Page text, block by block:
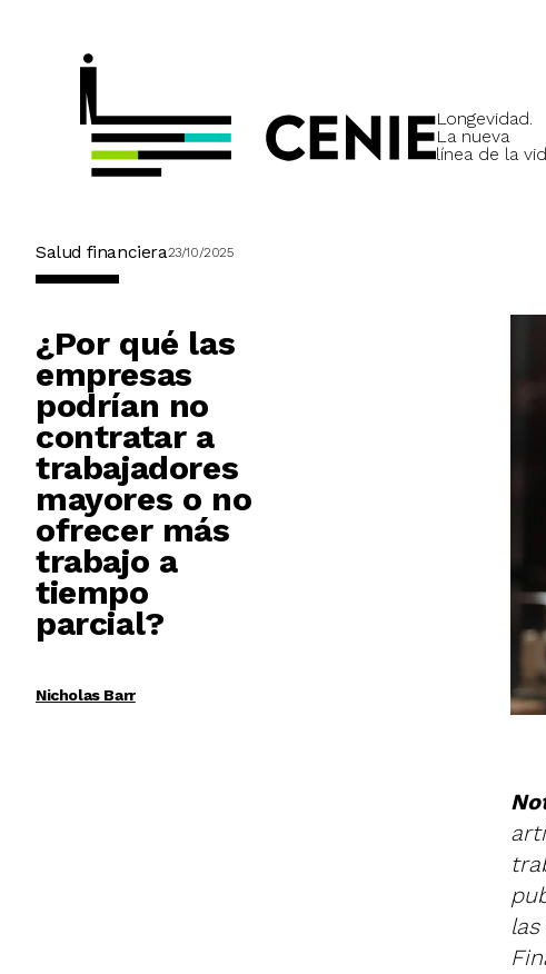
Longevidad.
La nueva
línea de la
Salud financiera23/10/2025
¿Por qué las
empresas
podrían no
contratar a
trabajadores
mayores o no
ofrecer más
trabajo a
tiempo
parcial?
Nicholas Barr